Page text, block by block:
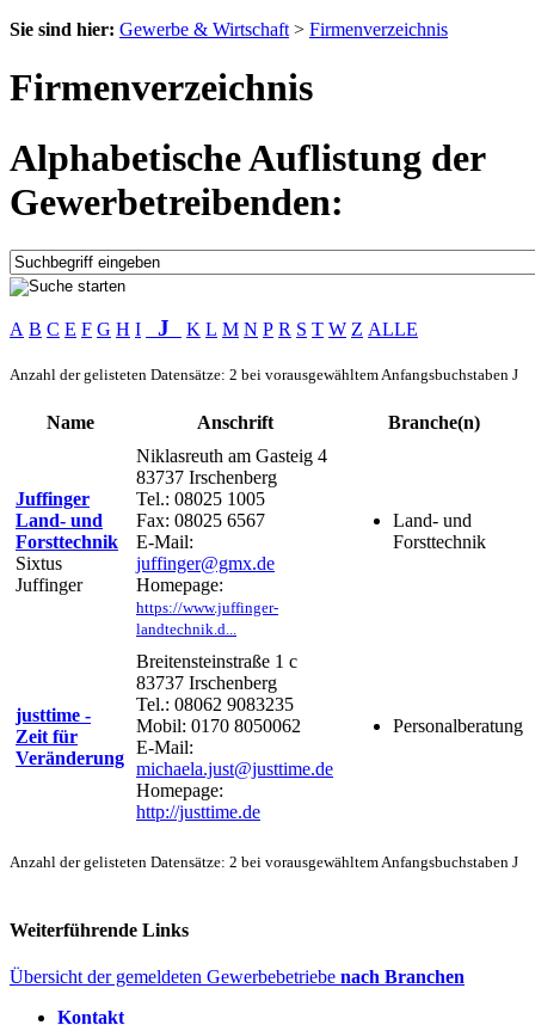
Sie sind hier: Gewerbe & Wirtschaft > Firmenverzeichnis
Firmenverzeichnis
Alphabetische Auflistung der
Gewerbetreibenden:
A B C E F G H I J K L M N P R S T W Z ALLE
Anzahl der gelisteten Datensätze: 2 bei vorausgewähltem Anfangsbuchstaben J
Name Anschrift Branche(n)
Juffinger
Land- und
Forsttechnik
Sixtus
Juffinger
Niklasreuth am Gasteig 4
83737 Irschenberg
Tel.: 08025 1005
Fax: 08025 6567
E-Mail:
juffinger@gmx.de
Homepage:
https://www.juffinger-
landtechnik.d...
Land- und
Forsttechnik
justtime -
Zeit für
Veränderung
Breitensteinstraße 1 c
83737 Irschenberg
Tel.: 08062 9083235
Mobil: 0170 8050062
E-Mail:
michaela.just@justtime.de
Homepage:
http://justtime.de
Personalberatung
Anzahl der gelisteten Datensätze: 2 bei vorausgewähltem Anfangsbuchstaben J
Weiterführende Links
Übersicht der gemeldeten Gewerbebetriebe nach Branchen
Kontakt